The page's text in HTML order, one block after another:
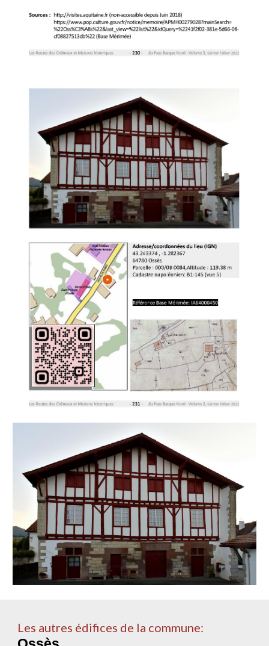
Les autres édifices de la commune: